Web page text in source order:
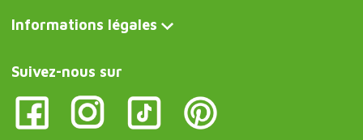
Informations légales
Suivez-nous sur